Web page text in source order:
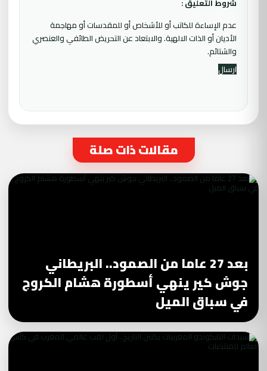
عدم الإساءة للكاتب أو للأشخاص أو للمقدسات أو مهاجمة
الأديان أو الذات الالهية. والابتعاد عن التحريض الطائفي والعنصري
والشتائم.
مقالات ذات صلة
بعد 27 عاما من الصمود.. البريطاني
جوش كير ينهي أسطورة هشام الكروج
في سباق الميل